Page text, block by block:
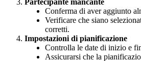
Partecipante mancante
Conferma di aver aggiunto
Verificare che siano
corretti.
Impostazioni di pianificazione
Controlla le date di inizio e
Assicurarsi che la